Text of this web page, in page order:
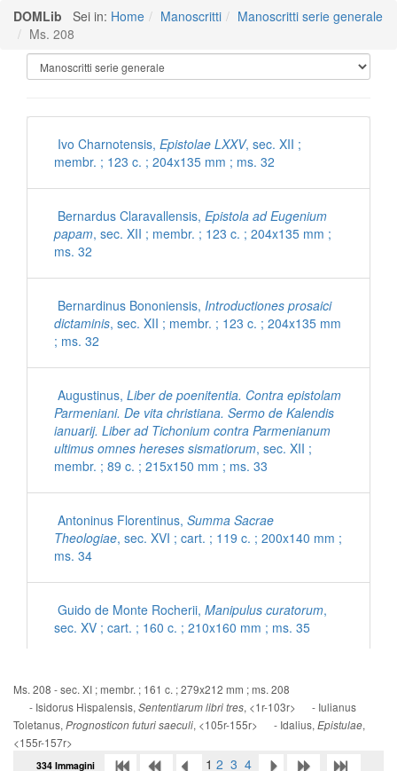
DOMLib Sei in: Home Manoscritti
Manoscritti serie generale
Ms. 208
Manoscritti Polironiani
Ivo Charnotensis, Epistolae LXXV, sec. XII ;
membr. ; 123 c. ; 204x135 mm ; ms. 32
Bernardus Claravallensis, Epistola ad Eugenium
papam, sec. XII ; membr. ; 123 c. ; 204x135 mm ;
ms. 32
Bernardinus Bononiensis, Introductiones prosaici
dictaminis, sec. XII ; membr. ; 123 c. ; 204x135 mm
; ms. 32
Augustinus, Liber de poenitentia. Contra epistolam
Parmeniani. De vita christiana. Sermo de Kalendis
ianuarij. Liber ad Tichonium contra Parmenianum
ultimus omnes hereses sismatiorum, sec. XII ;
membr. ; 89 c. ; 215x150 mm ; ms. 33
Antoninus Florentinus, Summa Sacrae
Theologiae, sec. XVI ; cart. ; 119 c. ; 200x140 mm ;
ms. 34
Guido de Monte Rocherii, Manipulus curatorum,
sec. XV ; cart. ; 160 c. ; 210x160 mm ; ms. 35
[Inni con commenti latini], sec. XV ; cart. ; 56 c. ;
200x140 mm ; ms. 36
Ps. Eusebius Cremonensis,
Ms. 208 - sec. XI ; membr. ; 161 c. ; 279x212 mm ; ms. 208
- Isidorus Hispalensis, Sententiarum libri tres, <1r-103r> - Iulianus
Toletanus, Prognosticon futuri saeculi, <105r-155r> - Idalius, Epistulae,
<155r-157r>
334 Immagini 1 2 3 4